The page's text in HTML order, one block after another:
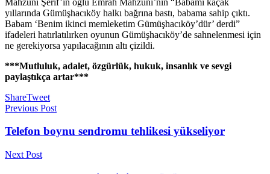
yıllarında Gümüşhacıköy halkı bağrına bastı, babama sahip çıktı.
Babam ‘Benim ikinci memleketim Gümüşhacıköy’dür’ derdi”
ifadeleri hatırlatılırken oyunun Gümüşhacıköy’de sahnelenmesi için
ne gerekiyorsa yapılacağının altı çizildi.
***Mutluluk, adalet, özgürlük, hukuk, insanlık ve sevgi
paylaştıkça artar***
ShareTweet
Previous Post
Telefon boynu sendromu tehlikesi yükseliyor
Next Post